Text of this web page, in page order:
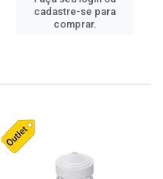
cadastre-se para
comprar.